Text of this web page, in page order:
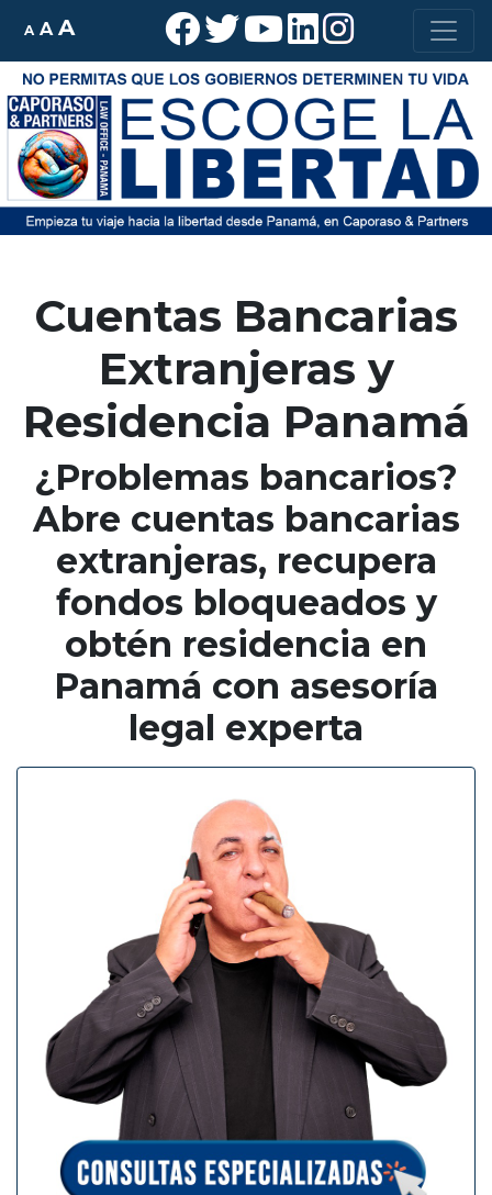
A A A
Cuentas Bancarias
Extranjeras y
Residencia Panamá
¿Problemas bancarios?
Abre cuentas bancarias
extranjeras, recupera
fondos bloqueados y
obtén residencia en
Panamá con asesoría
legal experta